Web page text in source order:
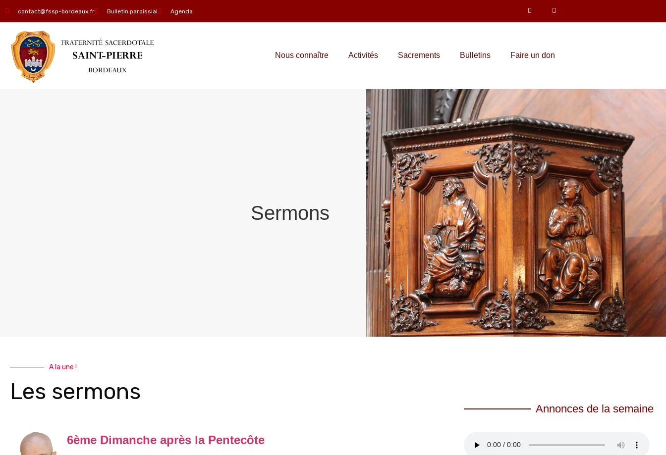
contact@fssp-bordeaux.fr Bulletin paroissial Agenda
Nous connaître Activités Sacrements Bulletins Faire un don
Sermons
A la une !
Les sermons
6ème Dimanche après la Pentecôte
Annonces de la semaine